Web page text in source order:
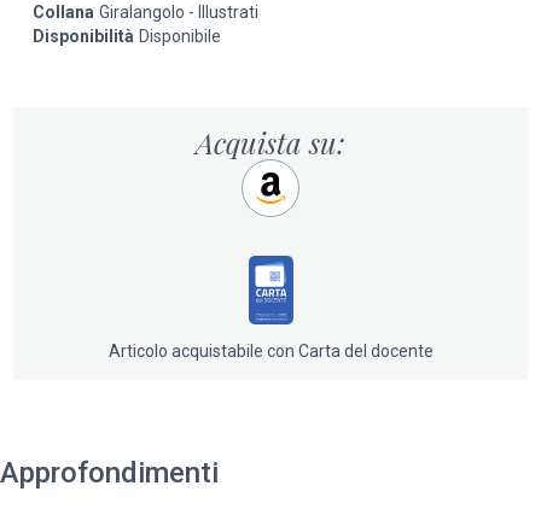
Collana Giralangolo - Illustrati
Disponibilità Disponibile
Acquista su:
Articolo acquistabile con Carta del docente
Approfondimenti